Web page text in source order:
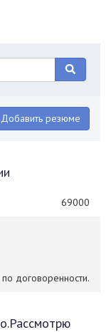
Добавить резюме
69000
по договоренности.